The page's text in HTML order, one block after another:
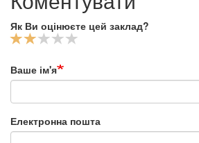
Як Ви оцінюєте цей заклад?
Ваше ім'я
Електронна пошта